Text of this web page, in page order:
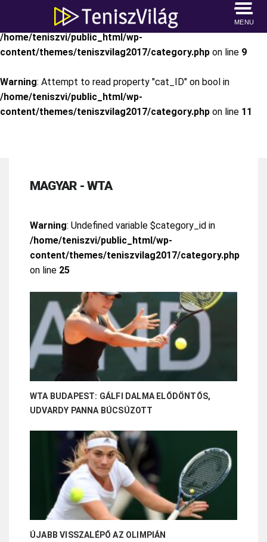
MENU
: Attempt to read property "cat_name" on bool in
/home/teniszvi/public_html/wp-
content/themes/teniszvilag2017/category.php on line 9
Warning: Attempt to read property "cat_ID" on bool in
/home/teniszvi/public_html/wp-
content/themes/teniszvilag2017/category.php on line 11
MAGYAR - WTA
Warning: Undefined variable $category_id in
/home/teniszvi/public_html/wp-
content/themes/teniszvilag2017/category.php
on line 25
WTA BUDAPEST: GÁLFI DALMA ELŐDÖNTŐS,
UDVARDY PANNA BÚCSÚZOTT
ÚJABB VISSZALÉPŐ AZ OLIMPIÁN